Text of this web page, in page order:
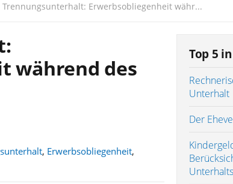
Trennungsunterhalt: Erwerbsobliegenheit währ...
während des
, Erwerbsobliegenheit,
Top 5
Unterhalt
Der